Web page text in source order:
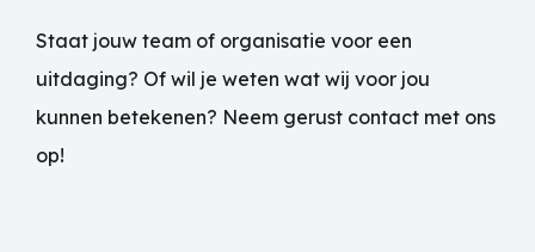
Staat jouw team of organisatie voor een
uitdaging? Of wil je weten wat wij voor jou
kunnen betekenen? Neem gerust contact met ons
op!